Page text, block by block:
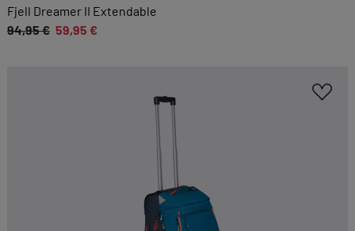
Fjell Dreamer II Extendable
94,95 € 59,95 €